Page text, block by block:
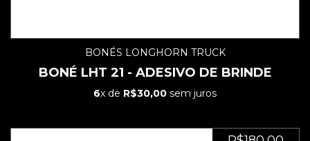
BONÉS LONGHORN TRUCK
BONÉ LHT 21 - ADESIVO DE BRINDE
6x de R$30,00 sem juros